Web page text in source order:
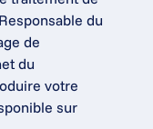
du
de
du
votre
sur